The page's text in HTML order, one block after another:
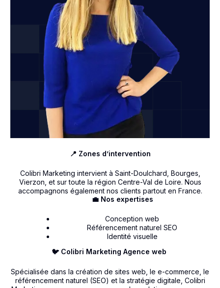
🐦 Colibri Marketing Agence web
Spécialisée dans la création de sites web, le e-commerce, le
référencement naturel (SEO) et la stratégie digitale, Colibri
💼 Nos expertises
Conception web
Référencement naturel SEO
Identité visuelle
📍 Zones d’intervention
Colibri Marketing intervient à Saint-Doulchard, Bourges,
Vierzon, et sur toute la région Centre-Val de Loire. Nous
accompagnons également nos clients partout en France.